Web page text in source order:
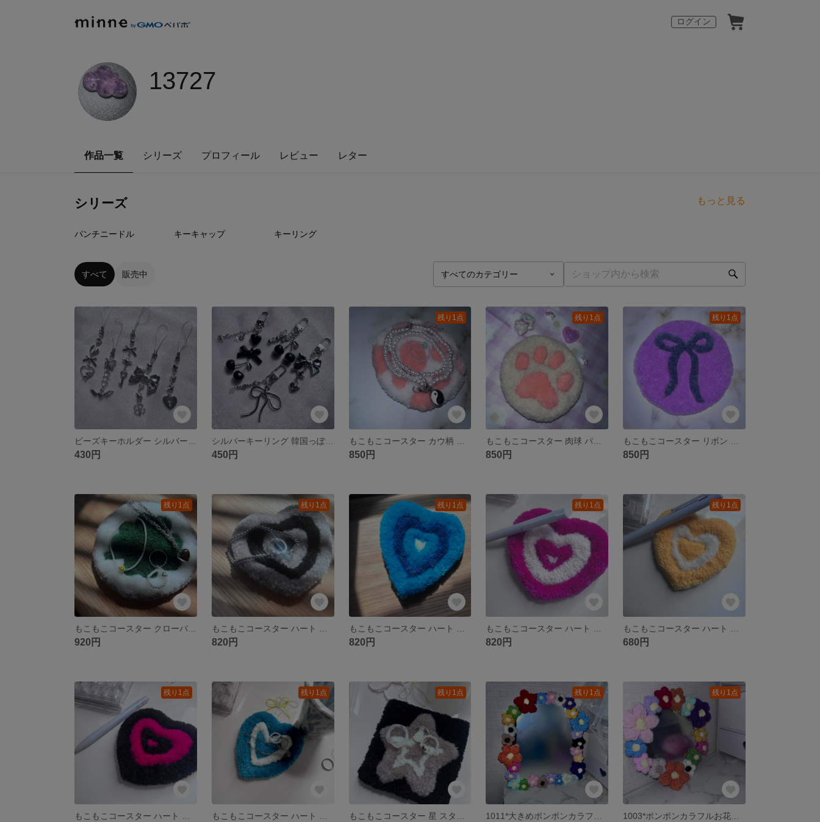
ログイン
13727
作品一覧 シリーズ プロフィール レビュー レター
シリーズ もっと見る
パンチニードル キーキャップ キーリング
すべて 販売中
430円
シルバーキーリング 韓国っぽキーホルダー Y2Kチャーム
450円
残り1点
850円
残り1点
850円
残り1点
850円
残り1点
920円
残り1点
820円
残り1点
820円
残り1点
820円
残り1点
680円
残り1点 残り1点 残り1点 残り1点 残り1点